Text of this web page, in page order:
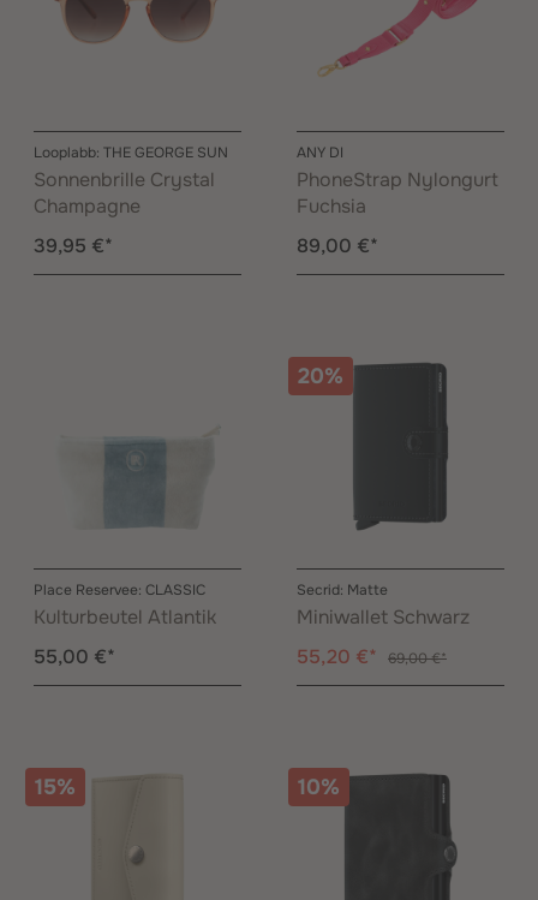
Looplabb: THE GEORGE SUN
Sonnenbrille Crystal
Champagne
39,95 €*
ANY DI
PhoneStrap Nylongurt
Fuchsia
89,00 €*
Place Reservee: CLASSIC
Kulturbeutel Atlantik
55,00 €*
20%
Secrid: Matte
Miniwallet Schwarz
55,20 €*
69,00 €*
15% 10%